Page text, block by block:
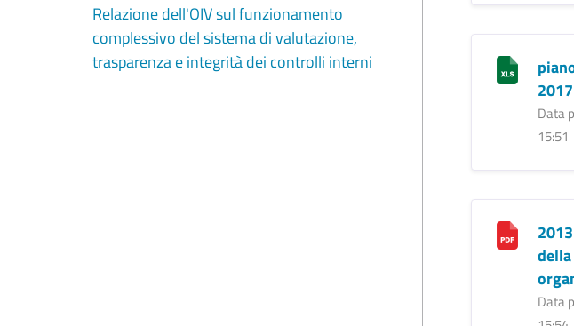
Relazione dell'OIV sul funzionamento
complessivo del sistema di valutazione,
trasparenza e integrità dei controlli interni
2017
Data
15:51
Data